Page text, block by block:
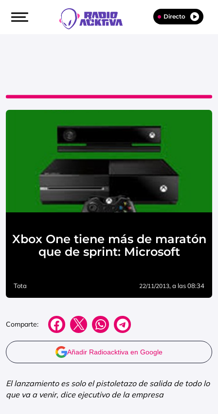
Directo
Xbox One tiene más de maratón
que de sprint: Microsoft
Tota 22/11/2013, a las 08:34
Comparte:
Añadir Radioacktiva en Google
El lanzamiento es solo el pistoletazo de salida de todo lo
que va a venir, dice ejecutivo de la empresa